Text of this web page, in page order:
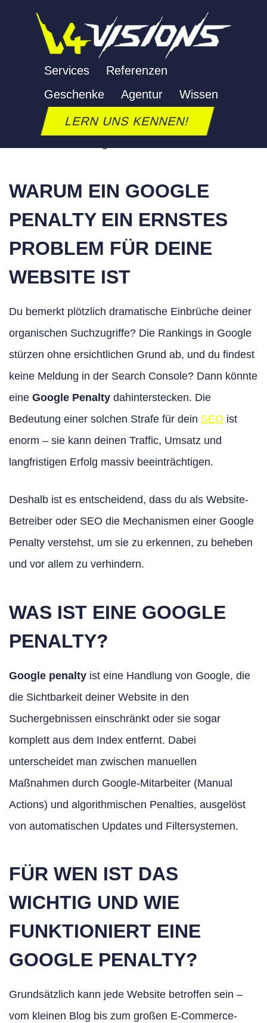
Services
Referenzen
Geschenke
Agentur Wissen
LERN UNS KENNEN!
GOOGLE PENALTY
WARUM EIN GOOGLE
PENALTY EIN ERNSTES
PROBLEM FÜR DEINE
WEBSITE IST
Du bemerkt plötzlich dramatische Einbrüche deiner
organischen Suchzugriffe? Die Rankings in Google
stürzen ohne ersichtlichen Grund ab, und du findest
keine Meldung in der Search Console? Dann könnte
eine Google Penalty dahinterstecken. Die
Bedeutung einer solchen Strafe für dein SEO ist
enorm – sie kann deinen Traffic, Umsatz und
langfristigen Erfolg massiv beeinträchtigen.
Deshalb ist es entscheidend, dass du als Website-
Betreiber oder SEO die Mechanismen einer Google
Penalty verstehst, um sie zu erkennen, zu beheben
und vor allem zu verhindern.
WAS IST EINE GOOGLE
PENALTY?
Google penalty ist eine Handlung von Google, die
die Sichtbarkeit deiner Website in den
Suchergebnissen einschränkt oder sie sogar
komplett aus dem Index entfernt. Dabei
unterscheidet man zwischen manuellen
Maßnahmen durch Google-Mitarbeiter (Manual
Actions) und algorithmischen Penalties, ausgelöst
von automatischen Updates und Filtersystemen.
FÜR WEN IST DAS
WICHTIG UND WIE
FUNKTIONIERT EINE
GOOGLE PENALTY?
Grundsätzlich kann jede Website betroffen sein –
vom kleinen Blog bis zum großen E-Commerce-